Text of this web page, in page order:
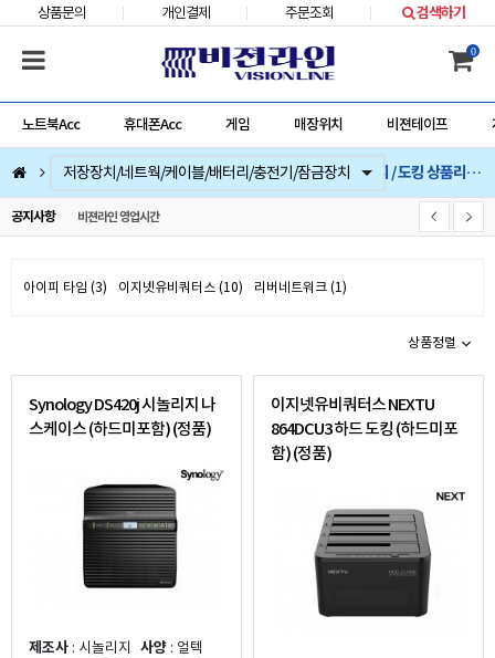
상품문의 개인결제 주문조회 검색하기
0
노트북Acc 휴대폰Acc 게임 매장위치 비젼테이프
컴퓨터부품
베스트 상품
컴퓨터주변기기
저장장치/네트웍/케이블/배터리/충전기/잠금장치
마우스/키보드/키패드/패드/번지/덕/손목받침대/타블렛
스피커/이어폰/헤드셋/거치대/마이크
게임
노트북Acc
게임슬라이더
휴대폰Acc 나스 / 레이드 스토리지 / 도킹 상품리스트
공지사항
비젼라인 영업시간
아이피 타임 (3) 이지넷유비쿼터스 (10) 리버네트워크 (1)
상품정렬
Synology DS420j 시놀리지 나
스케이스 (하드미포함) (정품)
제조사 : 시놀리지 사양 : 얼텍
이지넷유비쿼터스 NEXTU
864DCU3 하드 도킹 (하드미포
함) (정품)